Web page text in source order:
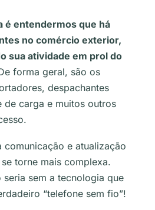
é entendermos que há
no comércio exterior,
sua atividade em prol do
forma geral, são os
despachantes
de carga e muitos outros
comunicação e atualização
torne mais complexa.
seria sem a tecnologia que
“telefone sem fio”!